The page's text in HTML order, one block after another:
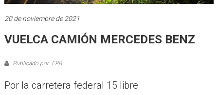
20 de noviembre de 2021
VUELCA CAMIÓN MERCEDES BENZ
Publicado por: FPB
Por la carretera federal 15 libre